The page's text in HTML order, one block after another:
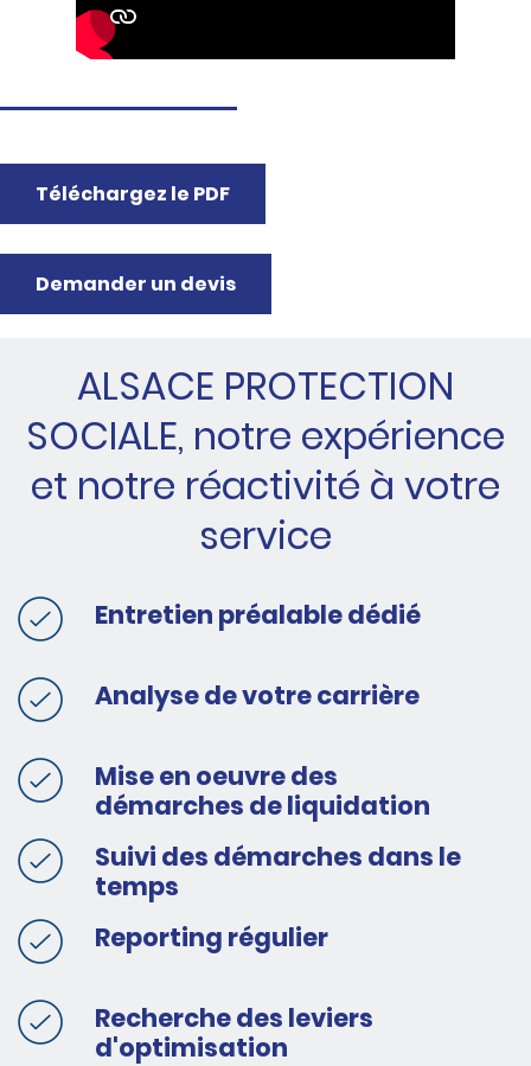
Téléchargez le PDF
Demander un devis
ALSACE PROTECTION
SOCIALE, notre expérience
et notre réactivité à votre
service
Entretien préalable dédié
Analyse de votre carrière
Mise en oeuvre des
démarches de liquidation
Suivi des démarches dans le
temps
Reporting régulier
Recherche des leviers
d'optimisation